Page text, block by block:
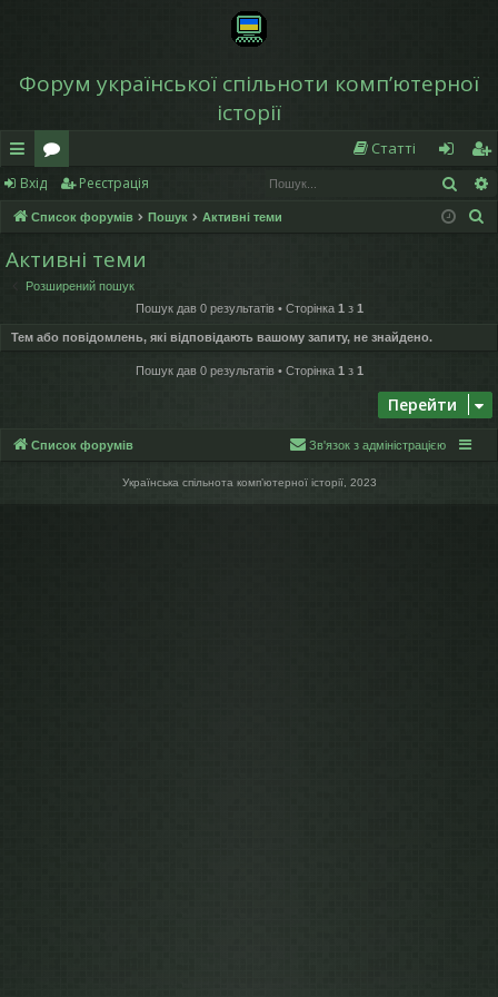
Форум української спільноти компʼютерної
історії
в
и
дк
й
ту
о
ру
м
и
Статті
хі
д
еє
ст
Вхід Реєстрація
Список форумів Пошук Активні теми
Активні теми
Розширений пошук
Пошук дав 0 результатів • Сторінка 1 з 1
Тем або повідомлень, які відповідають вашому запиту, не знайдено.
Пошук дав 0 результатів • Сторінка 1 з 1
Перейти
Список форумів Зв'язок з адміністрацією
Українська спільнота компʼютерної історії, 2023